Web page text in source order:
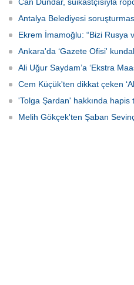
Antalya Belediyesi
Ekrem İmamoğlu: “Bizi Rusya
Ankara'da ‘Gazete Ofisi'
Ali Uğur Saydam’a ‘Ekstra
Cem Küçük'ten dikkat çeken
'Tolga Şardan' hakkında hapis
Melih Gökçek'ten Şaban